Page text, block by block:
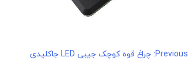
راهبری
Previous: چراغ قوه کوچک جیبی LED جاکلیدی